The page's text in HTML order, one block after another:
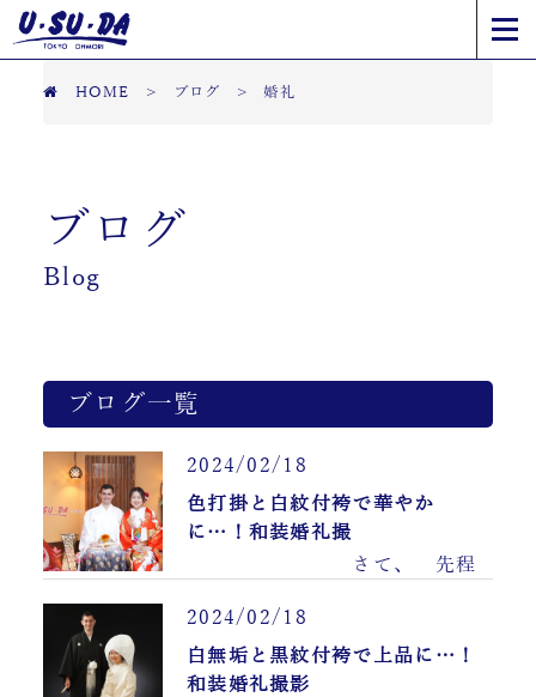
HOME > ブログ >婚礼
ブログ
Blog
ブログ一覧
2024/02/18
色打掛と白紋付袴で華やか
に…！和装婚礼撮
さて、 先程
2024/02/18
白無垢と黒紋付袴で上品に…！
和装婚礼撮影